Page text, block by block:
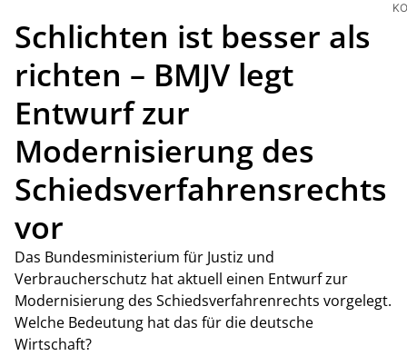
Schlichten ist besser als
richten – BMJV legt
Entwurf zur
Modernisierung des
Schiedsverfahrensrechts
vor
Das Bundesministerium für Justiz und
Verbraucherschutz hat aktuell einen Entwurf zur
Modernisierung des Schiedsverfahrenrechts vorgelegt.
Welche Bedeutung hat das für die deutsche
Wirtschaft?